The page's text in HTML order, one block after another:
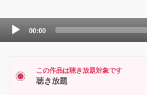
Audio
00:00
この作品は聴き放題対象です
聴き放題